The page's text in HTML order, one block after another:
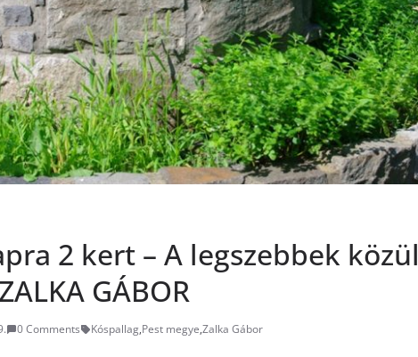
2 kert – A legszebbek közül
GÁBOR
0 Comments Kóspallag,Pest megye,Zalka Gábor